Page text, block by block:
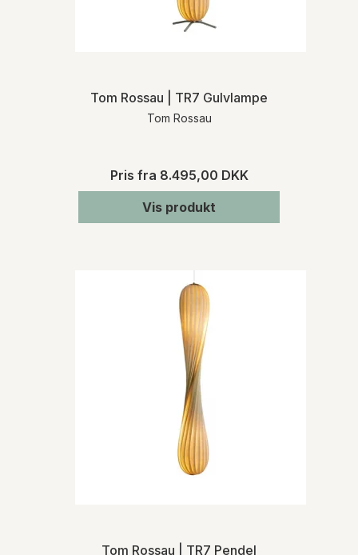
Tom Rossau | TR7 Gulvlampe
Tom Rossau
Pris fra 8.495,00 DKK
Vis produkt
Tom Rossau | TR7 Pendel